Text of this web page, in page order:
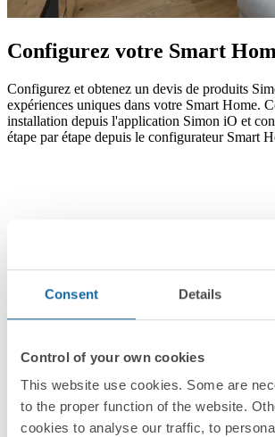
Consent Details
Control of your own cookies
This website use cookies. Some are
to the proper function of the website.
cookies to analyse our traffic, to
Configurez votre Smart
Configurez et obtenez un devis de produits
expériences uniques dans votre Smart Home.
installation depuis l'application Simon iO et
étape par étape depuis le configurateur Smart